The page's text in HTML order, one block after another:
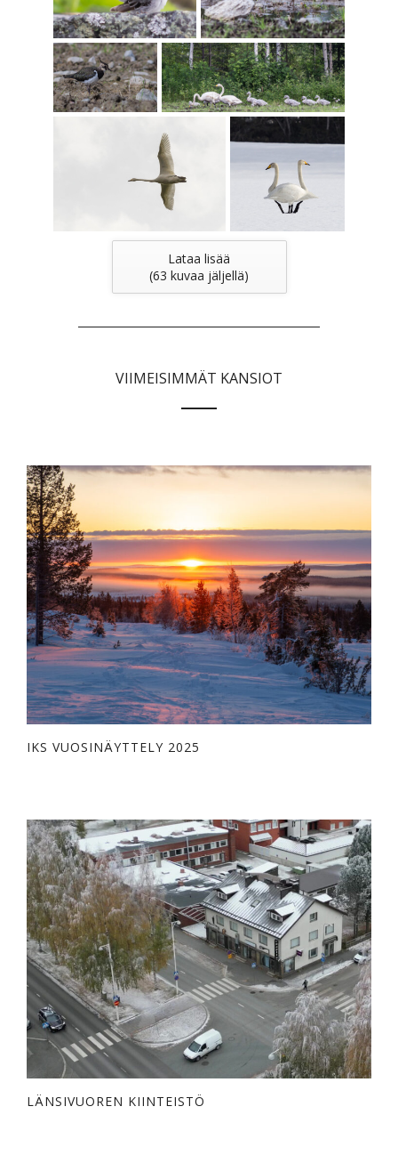
Lataa lisää
(63 kuvaa jäljellä)
VIIMEISIMMÄT KANSIOT
IKS VUOSINÄYTTELY 2025
LÄNSIVUOREN KIINTEISTÖ